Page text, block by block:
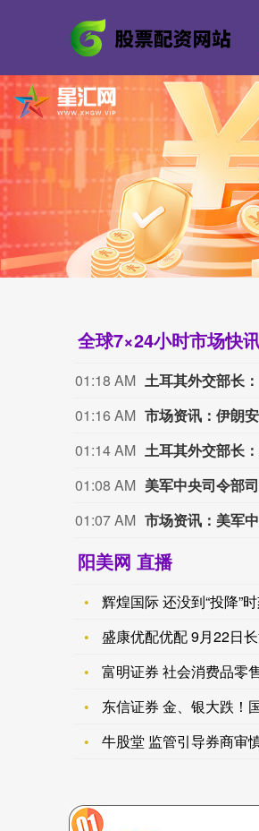
全球7×24小时市场快
01:18 AM 土耳其外交部长
01:16 AM 市场资讯：伊朗
01:14 AM
01:08 AM 美军中央司令部
01:07 AM 市场资讯：美军
阳美网 直播
辉煌国际 还没到“投降”
盛康优配优配 9月22日
富明证券 社会消费品零
东信证券 金、银大跌！
牛股堂 监管引导券商审